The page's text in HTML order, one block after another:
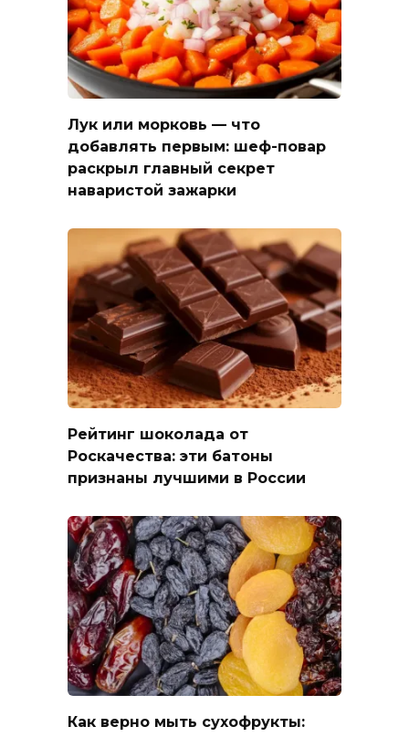
Лук или морковь — что
добавлять первым: шеф-повар
раскрыл главный секрет
наваристой зажарки
Рейтинг шоколада от
Роскачества: эти батоны
признаны лучшими в России
Как верно мыть сухофрукты: